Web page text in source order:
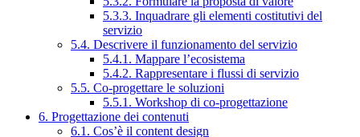
5.3.3. Inquadrare gli elementi costitutivi del
servizio
5.4. Descrivere il funzionamento del servizio
5.4.1. Mappare l’ecosistema
5.4.2. Rappresentare i flussi di servizio
5.5. Co-progettare le soluzioni
5.5.1. Workshop di co-progettazione
6. Progettazione dei contenuti
6.1. Cos’è il content design